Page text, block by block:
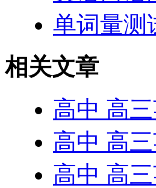
单词量测
相关文章
高中 高
高中 高
高中 高